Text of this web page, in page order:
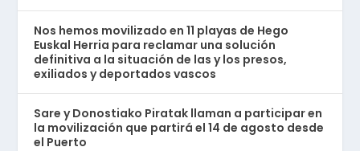
Nos hemos movilizado en 11 playas de Hego
Euskal Herria para reclamar una solución
definitiva a la situación de las y los presos,
exiliados y deportados vascos
Sare y Donostiako Piratak llaman a participar en
la movilización que partirá el 14 de agosto desde
el Puerto